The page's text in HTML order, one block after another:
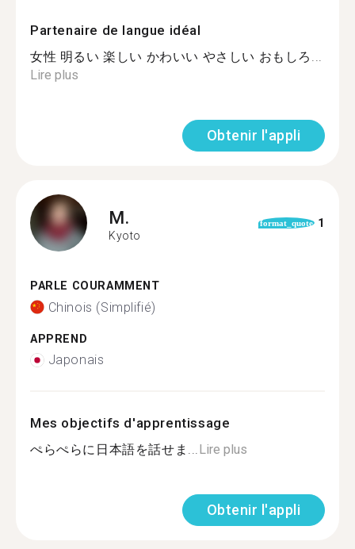
Partenaire de langue idéal
女性 明るい 楽しい かわいい やさしい おもしろ...
Lire plus
Obtenir l'appli
M.
Kyoto
format_quote 1
PARLE COURAMMENT
Chinois (Simplifié)
APPREND
Japonais
Mes objectifs d'apprentissage
ぺらぺらに日本語を話せま...Lire plus
Obtenir l'appli